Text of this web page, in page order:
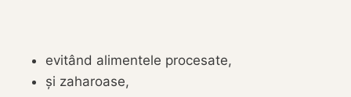
evitând alimentele procesate,
și zaharoase,